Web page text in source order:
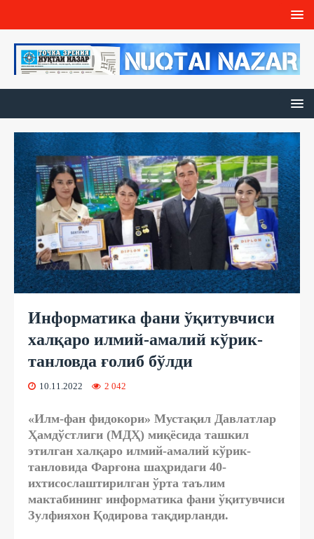
Информатика фани ўқитувчиси
халқаро илмий-амалий кўрик-
танловда ғолиб бўлди
10.11.2022 2 042
«Илм-фан фидокори» Мустақил Давлатлар
Ҳамдўстлиги (МДҲ) миқёсида ташкил
этилган халқаро илмий-амалий кўрик-
танловида Фарғона шаҳридаги 40-
ихтисослаштирилган ўрта таълим
мактабининг информатика фани ўқитувчиси
Зулфияхон Қодирова тақдирланди.